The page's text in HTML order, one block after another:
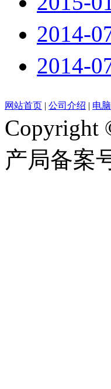
2014-
2014-
网站首页 | 公司介绍 | 电
Copyright
产局备案